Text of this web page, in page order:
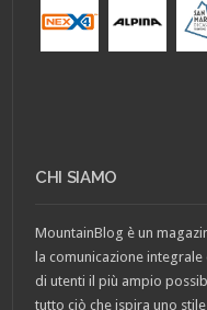
CHI SIAMO
MountainBlog è un
la comunicazione
di utenti il più ampio
tutto ciò che ispira uno